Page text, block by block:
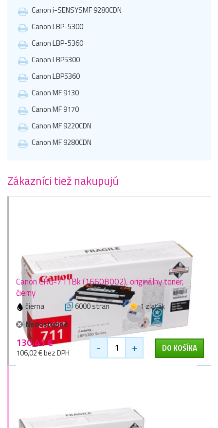
Canon i-SENSYSMF 9280CDN
Canon LBP-5300
Canon LBP-5360
Canon LBP5300
Canon LBP5360
Canon MF 9130
Canon MF 9170
Canon MF 9220CDN
Canon MF 9280CDN
Zákazníci tiež nakupujú
Canon CRG-711Bk (1660B002), originálny toner,
čierny
čierna 6000 stran
1 zlaťák
Nedostupné
130,41 €
106,02 € bez DPH - + DO KOŠÍKA